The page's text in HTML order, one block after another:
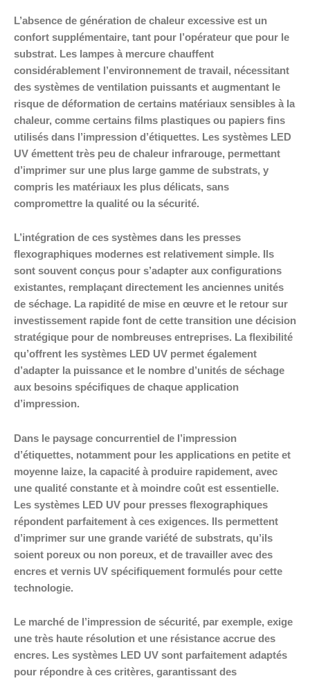
L’absence de génération de chaleur excessive est un
confort supplémentaire, tant pour l’opérateur que pour le
substrat. Les lampes à mercure chauffent
considérablement l’environnement de travail, nécessitant
des systèmes de ventilation puissants et augmentant le
risque de déformation de certains matériaux sensibles à la
chaleur, comme certains films plastiques ou papiers fins
utilisés dans l’impression d’étiquettes. Les systèmes LED
UV émettent très peu de chaleur infrarouge, permettant
d’imprimer sur une plus large gamme de substrats, y
compris les matériaux les plus délicats, sans
compromettre la qualité ou la sécurité.
L’intégration de ces systèmes dans les presses
flexographiques modernes est relativement simple. Ils
sont souvent conçus pour s’adapter aux configurations
existantes, remplaçant directement les anciennes unités
de séchage. La rapidité de mise en œuvre et le retour sur
investissement rapide font de cette transition une décision
stratégique pour de nombreuses entreprises. La flexibilité
qu’offrent les systèmes LED UV permet également
d’adapter la puissance et le nombre d’unités de séchage
aux besoins spécifiques de chaque application
d’impression.
Dans le paysage concurrentiel de l’impression
d’étiquettes, notamment pour les applications en petite et
moyenne laize, la capacité à produire rapidement, avec
une qualité constante et à moindre coût est essentielle.
Les systèmes LED UV pour presses flexographiques
répondent parfaitement à ces exigences. Ils permettent
d’imprimer sur une grande variété de substrats, qu’ils
soient poreux ou non poreux, et de travailler avec des
encres et vernis UV spécifiquement formulés pour cette
technologie.
Le marché de l’impression de sécurité, par exemple, exige
une très haute résolution et une résistance accrue des
encres. Les systèmes LED UV sont parfaitement adaptés
pour répondre à ces critères, garantissant des